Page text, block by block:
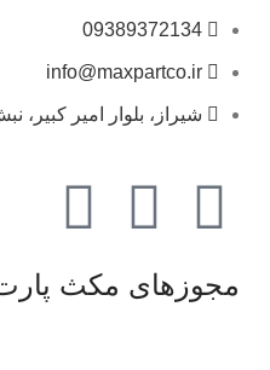
09389372134
info@maxpartco.ir
شیراز، بلوار امیر کبیر،
مجوزهای مکث